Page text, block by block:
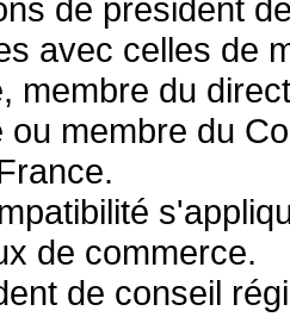
de président
avec celles de
membre du
ou membre du
de commerce.
de conseil